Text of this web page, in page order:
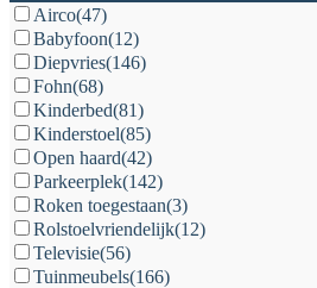
Airco(47)
Babyfoon(12)
Diepvries(146)
Fohn(68)
Kinderbed(81)
Kinderstoel(85)
Open haard(42)
Parkeerplek(142)
Roken toegestaan(3)
Rolstoelvriendelijk(12)
Televisie(56)
Tuinmeubels(166)